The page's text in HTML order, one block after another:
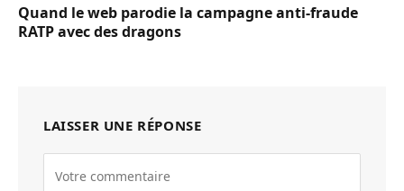
Quand le web parodie la campagne anti-fraude
RATP avec des dragons
LAISSER UNE RÉPONSE